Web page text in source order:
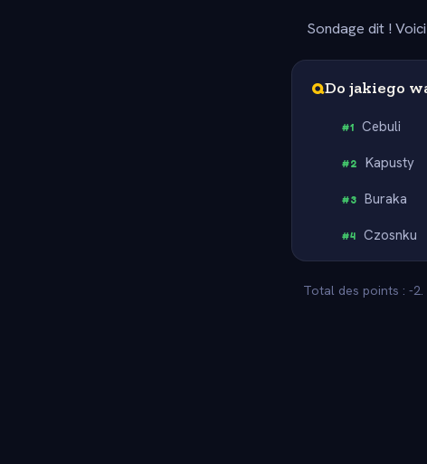
Sondage dit !
QDo jakiego
#1 Cebuli
#2 Kapusty
#3 Buraka
#4 Czosnku
Total des points : -